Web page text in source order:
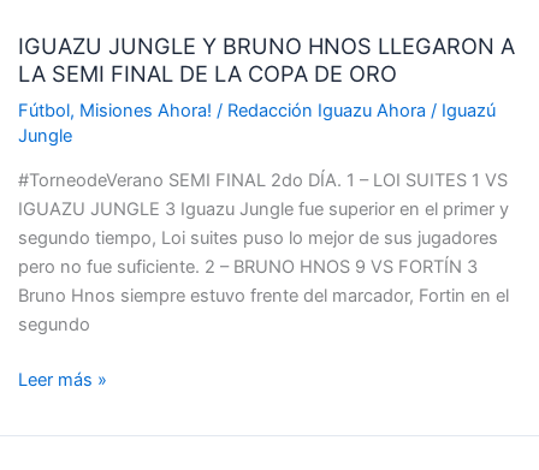
IGUAZU JUNGLE Y BRUNO HNOS LLEGARON A
LA SEMI FINAL DE LA COPA DE ORO
Fútbol, Misiones Ahora! / Redacción Iguazu Ahora / Iguazú
Jungle
#TorneodeVerano SEMI FINAL 2do DÍA. 1 – LOI SUITES 1 VS
IGUAZU JUNGLE 3 Iguazu Jungle fue superior en el primer y
segundo tiempo, Loi suites puso lo mejor de sus jugadores
pero no fue suficiente. 2 – BRUNO HNOS 9 VS FORTÍN 3
Bruno Hnos siempre estuvo frente del marcador, Fortin en el
segundo
Y
BRUNO
HNOS
LLEGARON
LA
SEMI
FINAL
DE
LA
COPA
ORO
Leer más »